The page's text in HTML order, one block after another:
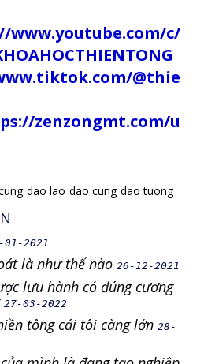
www.youtube.com/c/
@thie
zenzongmt.com/u
dao lao dao cung dao tuong
01-2021
là như thế nào 26-12-2021
lưu hành có đúng cương
27-03-2022
tông cái tôi càng lớn 28-